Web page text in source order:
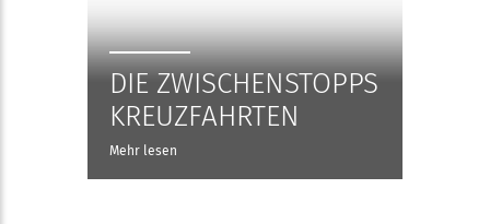
DIE ZWISCHENSTOPPS
KREUZFAHRTEN
Mehr lesen